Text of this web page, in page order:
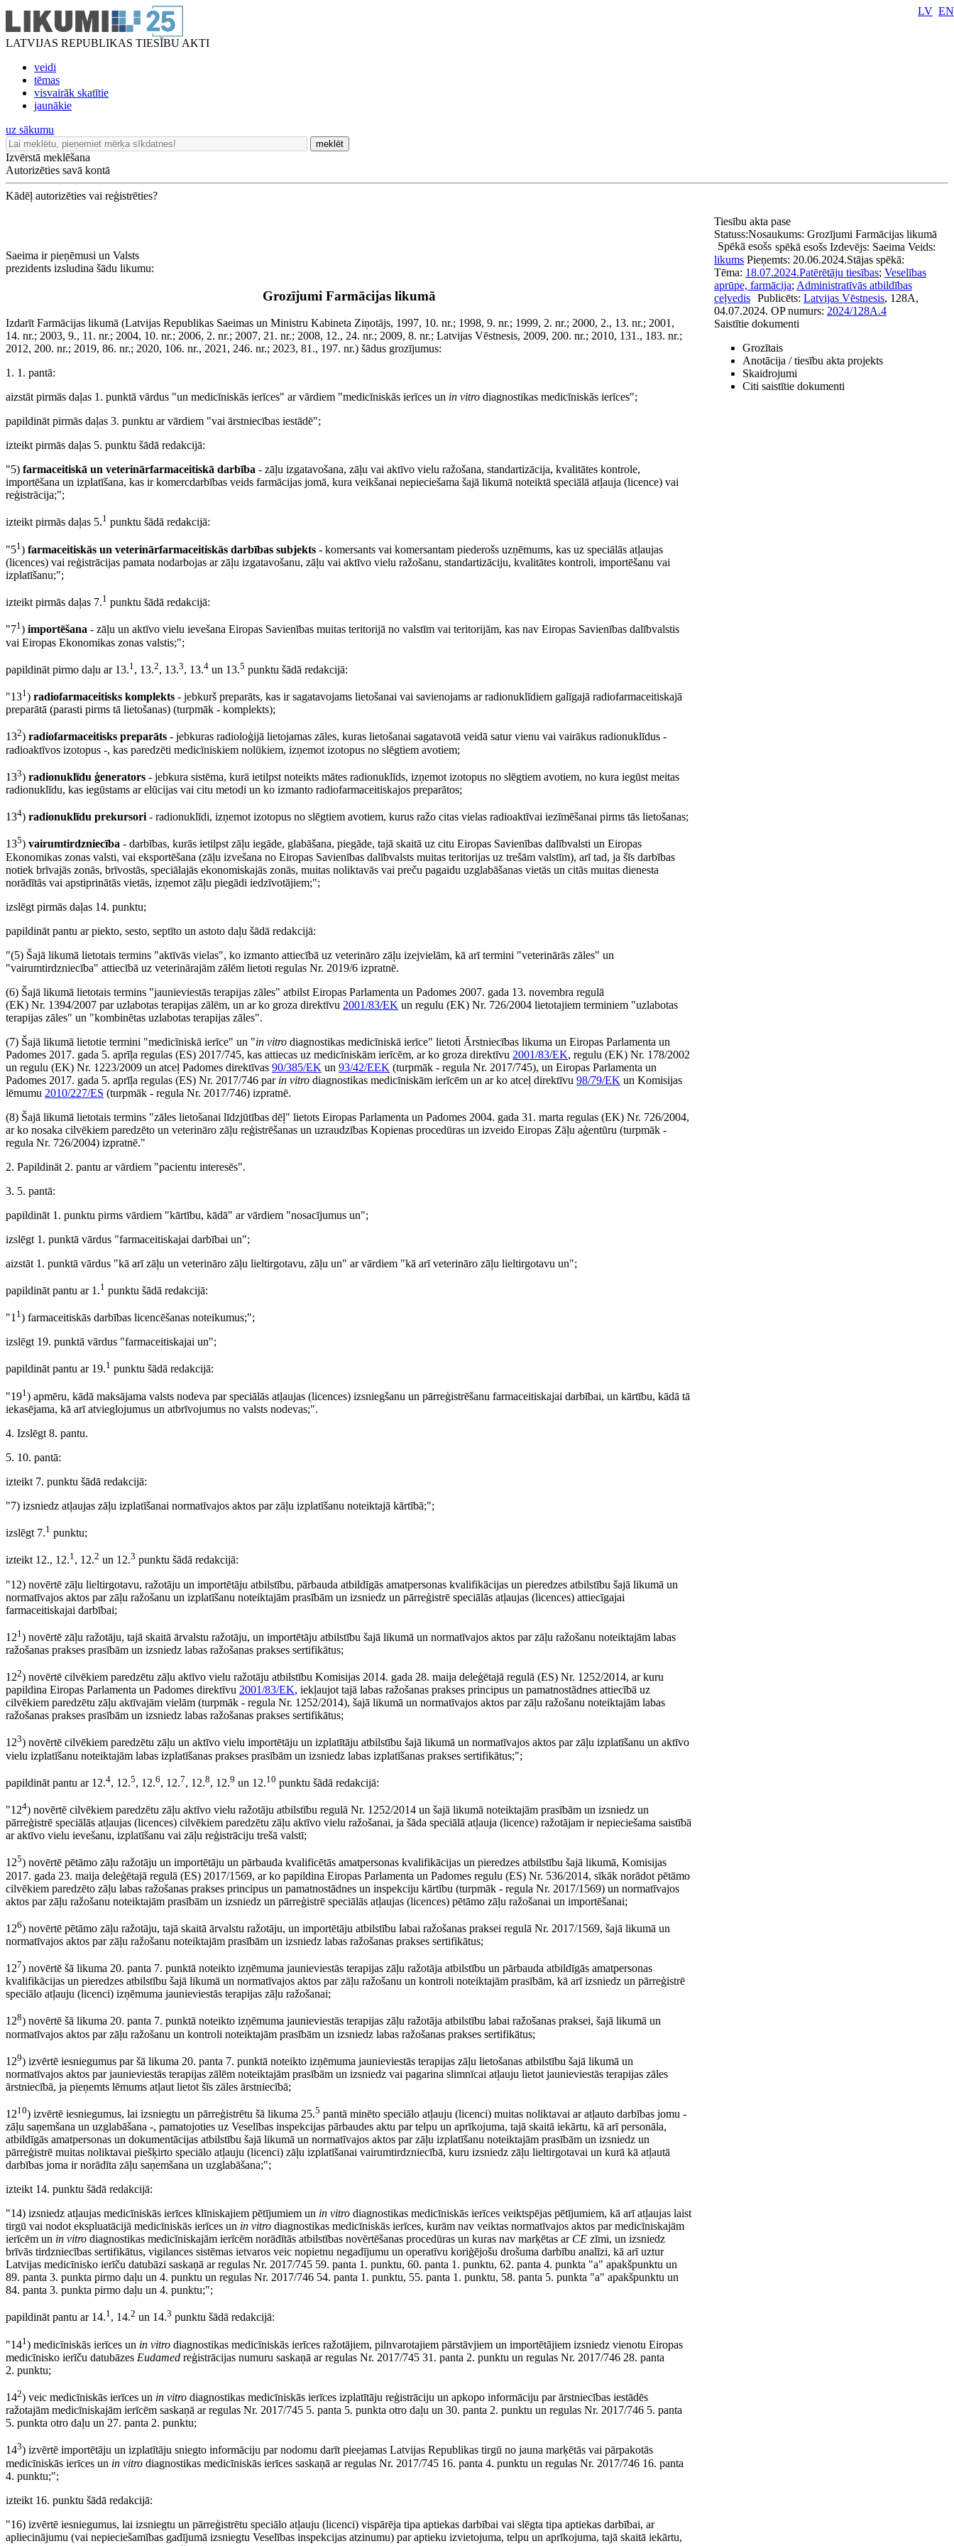
LATVIJAS REPUBLIKAS TIESĪBU AKTI
veidi
tēmas
visvairāk skatītie
jaunākie
LV EN
uz sākumu
meklēt
Izvērstā meklēšana
Autorizēties savā kontā
Kādēļ autorizēties vai reģistrēties?
Saeima ir pieņēmusi un Valsts
prezidents izsludina šādu likumu:
Grozījumi Farmācijas likumā
Izdarīt Farmācijas likumā (Latvijas Republikas Saeimas un Ministru Kabineta Ziņotājs, 1997, 10. nr.; 1998, 9. nr.; 1999, 2. nr.; 2000, 2., 13. nr.; 2001,
14. nr.; 2003, 9., 11. nr.; 2004, 10. nr.; 2006, 2. nr.; 2007, 21. nr.; 2008, 12., 24. nr.; 2009, 8. nr.; Latvijas Vēstnesis, 2009, 200. nr.; 2010, 131., 183. nr.;
2012, 200. nr.; 2019, 86. nr.; 2020, 106. nr., 2021, 246. nr.; 2023, 81., 197. nr.) šādus grozījumus:
1. 1. pantā:
aizstāt pirmās daļas 1. punktā vārdus "un medicīniskās ierīces" ar vārdiem "medicīniskās ierīces un in vitro diagnostikas medicīniskās ierīces";
papildināt pirmās daļas 3. punktu ar vārdiem "vai ārstniecības iestādē";
izteikt pirmās daļas 5. punktu šādā redakcijā:
"5) farmaceitiskā un veterinārfarmaceitiskā darbība - zāļu izgatavošana, zāļu vai aktīvo vielu ražošana, standartizācija, kvalitātes kontrole,
importēšana un izplatīšana, kas ir komercdarbības veids farmācijas jomā, kura veikšanai nepieciešama šajā likumā noteiktā speciālā atļauja (licence) vai
reģistrācija;";
izteikt pirmās daļas 5.1 punktu šādā redakcijā:
"51 ) farmaceitiskās un veterinārfarmaceitiskās darbības subjekts - komersants vai komersantam piederošs uzņēmums, kas uz speciālās atļaujas
(licences) vai reģistrācijas pamata nodarbojas ar zāļu izgatavošanu, zāļu vai aktīvo vielu ražošanu, standartizāciju, kvalitātes kontroli, importēšanu vai
izplatīšanu;";
izteikt pirmās daļas 7.1 punktu šādā redakcijā:
"71) importēšana - zāļu un aktīvo vielu ievešana Eiropas Savienības muitas teritorijā no valstīm vai teritorijām, kas nav Eiropas Savienības dalībvalstis
vai Eiropas Ekonomikas zonas valstis;";
papildināt pirmo daļu ar 13.1 , 13.2, 13.3, 13.4 un 13.5 punktu šādā redakcijā:
"131) radiofarmaceitisks komplekts - jebkurš preparāts, kas ir sagatavojams lietošanai vai savienojams ar radionuklīdiem galīgajā radiofarmaceitiskajā
preparātā (parasti pirms tā lietošanas) (turpmāk - komplekts);
132) radiofarmaceitisks preparāts - jebkuras radioloģijā lietojamas zāles, kuras lietošanai sagatavotā veidā satur vienu vai vairākus radionuklīdus -
radioaktīvos izotopus -, kas paredzēti medicīniskiem nolūkiem, izņemot izotopus no slēgtiem avotiem;
133) radionuklīdu ģenerators - jebkura sistēma, kurā ietilpst noteikts mātes radionuklīds, izņemot izotopus no slēgtiem avotiem, no kura iegūst meitas
radionuklīdu, kas iegūstams ar elūcijas vai citu metodi un ko izmanto radiofarmaceitiskajos preparātos;
134) radionuklīdu prekursori - radionuklīdi, izņemot izotopus no slēgtiem avotiem, kurus ražo citas vielas radioaktīvai iezīmēšanai pirms tās lietošanas;
135) vairumtirdzniecība - darbības, kurās ietilpst zāļu iegāde, glabāšana, piegāde, tajā skaitā uz citu Eiropas Savienības dalībvalsti un Eiropas
Ekonomikas zonas valsti, vai eksportēšana (zāļu izvešana no Eiropas Savienības dalībvalsts muitas teritorijas uz trešām valstīm), arī tad, ja šīs darbības
notiek brīvajās zonās, brīvostās, speciālajās ekonomiskajās zonās, muitas noliktavās vai preču pagaidu uzglabāšanas vietās un citās muitas dienesta
norādītās vai apstiprinātās vietās, izņemot zāļu piegādi iedzīvotājiem;";
izslēgt pirmās daļas 14. punktu;
papildināt pantu ar piekto, sesto, septīto un astoto daļu šādā redakcijā:
"(5) Šajā likumā lietotais termins "aktīvās vielas", ko izmanto attiecībā uz veterināro zāļu izejvielām, kā arī termini "veterinārās zāles" un
"vairumtirdzniecība" attiecībā uz veterinārajām zālēm lietoti regulas Nr. 2019/6 izpratnē.
(6) Šajā likumā lietotais termins "jaunieviestās terapijas zāles" atbilst Eiropas Parlamenta un Padomes 2007. gada 13. novembra regulā
(EK) Nr. 1394/2007 par uzlabotas terapijas zālēm, un ar ko groza direktīvu 2001/83/EK un regulu (EK) Nr. 726/2004 lietotajiem terminiem "uzlabotas
terapijas zāles" un "kombinētas uzlabotas terapijas zāles".
(7) Šajā likumā lietotie termini "medicīniskā ierīce" un "in vitro diagnostikas medicīniskā ierīce" lietoti Ārstniecības likuma un Eiropas Parlamenta un
Padomes 2017. gada 5. aprīļa regulas (ES) 2017/745, kas attiecas uz medicīniskām ierīcēm, ar ko groza direktīvu 2001/83/EK, regulu (EK) Nr. 178/2002
un regulu (EK) Nr. 1223/2009 un atceļ Padomes direktīvas 90/385/EK un 93/42/EEK (turpmāk - regula Nr. 2017/745), un Eiropas Parlamenta un
Padomes 2017. gada 5. aprīļa regulas (ES) Nr. 2017/746 par in vitro diagnostikas medicīniskām ierīcēm un ar ko atceļ direktīvu 98/79/EK un Komisijas
lēmumu 2010/227/ES (turpmāk - regula Nr. 2017/746) izpratnē.
(8) Šajā likumā lietotais termins "zāles lietošanai līdzjūtības dēļ" lietots Eiropas Parlamenta un Padomes 2004. gada 31. marta regulas (EK) Nr. 726/2004,
ar ko nosaka cilvēkiem paredzēto un veterināro zāļu reģistrēšanas un uzraudzības Kopienas procedūras un izveido Eiropas Zāļu aģentūru (turpmāk -
regula Nr. 726/2004) izpratnē."
2. Papildināt 2. pantu ar vārdiem "pacientu interesēs".
3. 5. pantā:
papildināt 1. punktu pirms vārdiem "kārtību, kādā" ar vārdiem "nosacījumus un";
izslēgt 1. punktā vārdus "farmaceitiskajai darbībai un";
aizstāt 1. punktā vārdus "kā arī zāļu un veterināro zāļu lieltirgotavu, zāļu un" ar vārdiem "kā arī veterināro zāļu lieltirgotavu un";
papildināt pantu ar 1.1 punktu šādā redakcijā:
"1 1) farmaceitiskās darbības licencēšanas noteikumus;";
izslēgt 19. punktā vārdus "farmaceitiskajai un";
papildināt pantu ar 19.1 punktu šādā redakcijā:
"191 ) apmēru, kādā maksājama valsts nodeva par speciālās atļaujas (licences) izsniegšanu un pārreģistrēšanu farmaceitiskajai darbībai, un kārtību, kādā tā
iekasējama, kā arī atvieglojumus un atbrīvojumus no valsts nodevas;".
4. Izslēgt 8. pantu.
5. 10. pantā:
izteikt 7. punktu šādā redakcijā:
"7) izsniedz atļaujas zāļu izplatīšanai normatīvajos aktos par zāļu izplatīšanu noteiktajā kārtībā;";
izslēgt 7.1 punktu;
izteikt 12., 12.1, 12.2 un 12.3 punktu šādā redakcijā:
"12) novērtē zāļu lieltirgotavu, ražotāju un importētāju atbilstību, pārbauda atbildīgās amatpersonas kvalifikācijas un pieredzes atbilstību šajā likumā un
normatīvajos aktos par zāļu ražošanu un izplatīšanu noteiktajām prasībām un izsniedz un pārreģistrē speciālās atļaujas (licences) attiecīgajai
farmaceitiskajai darbībai;
121 ) novērtē zāļu ražotāju, tajā skaitā ārvalstu ražotāju, un importētāju atbilstību šajā likumā un normatīvajos aktos par zāļu ražošanu noteiktajām labas
ražošanas prakses prasībām un izsniedz labas ražošanas prakses sertifikātus;
122) novērtē cilvēkiem paredzētu zāļu aktīvo vielu ražotāju atbilstību Komisijas 2014. gada 28. maija deleģētajā regulā (ES) Nr. 1252/2014, ar kuru
papildina Eiropas Parlamenta un Padomes direktīvu 2001/83/EK, iekļaujot tajā labas ražošanas prakses principus un pamatnostādnes attiecībā uz
cilvēkiem paredzētu zāļu aktīvajām vielām (turpmāk - regula Nr. 1252/2014), šajā likumā un normatīvajos aktos par zāļu ražošanu noteiktajām labas
ražošanas prakses prasībām un izsniedz labas ražošanas prakses sertifikātus;
123) novērtē cilvēkiem paredzētu zāļu un aktīvo vielu importētāju un izplatītāju atbilstību šajā likumā un normatīvajos aktos par zāļu izplatīšanu un aktīvo
vielu izplatīšanu noteiktajām labas izplatīšanas prakses prasībām un izsniedz labas izplatīšanas prakses sertifikātus;";
papildināt pantu ar 12.4, 12.5, 12.6, 12.7, 12.8, 12.9 un 12.10 punktu šādā redakcijā:
"124) novērtē cilvēkiem paredzētu zāļu aktīvo vielu ražotāju atbilstību regulā Nr. 1252/2014 un šajā likumā noteiktajām prasībām un izsniedz un
pārreģistrē speciālās atļaujas (licences) cilvēkiem paredzētu zāļu aktīvo vielu ražošanai, ja šāda speciālā atļauja (licence) ražotājam ir nepieciešama saistībā
ar aktīvo vielu ievešanu, izplatīšanu vai zāļu reģistrāciju trešā valstī;
125) novērtē pētāmo zāļu ražotāju un importētāju un pārbauda kvalificētās amatpersonas kvalifikācijas un pieredzes atbilstību šajā likumā, Komisijas
2017. gada 23. maija deleģētajā regulā (ES) 2017/1569, ar ko papildina Eiropas Parlamenta un Padomes regulu (ES) Nr. 536/2014, sīkāk norādot pētāmo
cilvēkiem paredzēto zāļu labas ražošanas prakses principus un pamatnostādnes un inspekciju kārtību (turpmāk - regula Nr. 2017/1569) un normatīvajos
aktos par zāļu ražošanu noteiktajām prasībām un izsniedz un pārreģistrē speciālās atļaujas (licences) pētāmo zāļu ražošanai un importēšanai;
126) novērtē pētāmo zāļu ražotāju, tajā skaitā ārvalstu ražotāju, un importētāju atbilstību labai ražošanas praksei regulā Nr. 2017/1569, šajā likumā un
normatīvajos aktos par zāļu ražošanu noteiktajām prasībām un izsniedz labas ražošanas prakses sertifikātus;
127) novērtē šā likuma 20. panta 7. punktā noteikto izņēmuma jaunieviestās terapijas zāļu ražotāja atbilstību un pārbauda atbildīgās amatpersonas
kvalifikācijas un pieredzes atbilstību šajā likumā un normatīvajos aktos par zāļu ražošanu un kontroli noteiktajām prasībām, kā arī izsniedz un pārreģistrē
speciālo atļauju (licenci) izņēmuma jaunieviestās terapijas zāļu ražošanai;
128) novērtē šā likuma 20. panta 7. punktā noteikto izņēmuma jaunieviestās terapijas zāļu ražotāja atbilstību labai ražošanas praksei, šajā likumā un
normatīvajos aktos par zāļu ražošanu un kontroli noteiktajām prasībām un izsniedz labas ražošanas prakses sertifikātus;
129) izvērtē iesniegumus par šā likuma 20. panta 7. punktā noteikto izņēmuma jaunieviestās terapijas zāļu lietošanas atbilstību šajā likumā un
normatīvajos aktos par jaunieviestās terapijas zālēm noteiktajām prasībām un izsniedz vai pagarina slimnīcai atļauju lietot jaunieviestās terapijas zāles
ārstniecībā, ja pieņemts lēmums atļaut lietot šīs zāles ārstniecībā;
1210) izvērtē iesniegumus, lai izsniegtu un pārreģistrētu šā likuma 25.5 pantā minēto speciālo atļauju (licenci) muitas noliktavai ar atļauto darbības jomu -
zāļu saņemšana un uzglabāšana -, pamatojoties uz Veselības inspekcijas pārbaudes aktu par telpu un aprīkojuma, tajā skaitā iekārtu, kā arī personāla,
atbildīgās amatpersonas un dokumentācijas atbilstību šajā likumā un normatīvajos aktos par zāļu izplatīšanu noteiktajām prasībām un izsniedz un
pārreģistrē muitas noliktavai piešķirto speciālo atļauju (licenci) zāļu izplatīšanai vairumtirdzniecībā, kuru izsniedz zāļu lieltirgotavai un kurā kā atļautā
darbības joma ir norādīta zāļu saņemšana un uzglabāšana;";
izteikt 14. punktu šādā redakcijā:
"14) izsniedz atļaujas medicīniskās ierīces klīniskajiem pētījumiem un in vitro diagnostikas medicīniskās ierīces veiktspējas pētījumiem, kā arī atļaujas laist
tirgū vai nodot ekspluatācijā medicīniskās ierīces un in vitro diagnostikas medicīniskās ierīces, kurām nav veiktas normatīvajos aktos par medicīniskajām
ierīcēm un in vitro diagnostikas medicīniskajām ierīcēm norādītās atbilstības novērtēšanas procedūras un kuras nav marķētas ar CE zīmi, un izsniedz
brīvās tirdzniecības sertifikātus, vigilances sistēmas ietvaros veic nopietnu negadījumu un operatīvu koriģējošu drošuma darbību analīzi, kā arī uztur
Latvijas medicīnisko ierīču datubāzi saskaņā ar regulas Nr. 2017/745 59. panta 1. punktu, 60. panta 1. punktu, 62. panta 4. punkta "a" apakšpunktu un
89. panta 3. punkta pirmo daļu un 4. punktu un regulas Nr. 2017/746 54. panta 1. punktu, 55. panta 1. punktu, 58. panta 5. punkta "a" apakšpunktu un
84. panta 3. punkta pirmo daļu un 4. punktu;";
papildināt pantu ar 14.1, 14.2 un 14.3 punktu šādā redakcijā:
"141 ) medicīniskās ierīces un in vitro diagnostikas medicīniskās ierīces ražotājiem, pilnvarotajiem pārstāvjiem un importētājiem izsniedz vienotu Eiropas
medicīnisko ierīču datubāzes Eudamed reģistrācijas numuru saskaņā ar regulas Nr. 2017/745 31. panta 2. punktu un regulas Nr. 2017/746 28. panta
2. punktu;
142) veic medicīniskās ierīces un in vitro diagnostikas medicīniskās ierīces izplatītāju reģistrāciju un apkopo informāciju par ārstniecības iestādēs
ražotajām medicīniskajām ierīcēm saskaņā ar regulas Nr. 2017/745 5. panta 5. punkta otro daļu un 30. panta 2. punktu un regulas Nr. 2017/746 5. panta
5. punkta otro daļu un 27. panta 2. punktu;
143) izvērtē importētāju un izplatītāju sniegto informāciju par nodomu darīt pieejamas Latvijas Republikas tirgū no jauna marķētās vai pārpakotās
medicīniskās ierīces un in vitro diagnostikas medicīniskās ierīces saskaņā ar regulas Nr. 2017/745 16. panta 4. punktu un regulas Nr. 2017/746 16. panta
4. punktu;";
izteikt 16. punktu šādā redakcijā:
"16) izvērtē iesniegumus, lai izsniegtu un pārreģistrētu speciālo atļauju (licenci) vispārēja tipa aptiekas darbībai vai slēgta tipa aptiekas darbībai, ar
apliecinājumu (vai nepieciešamības gadījumā izsniegtu Veselības inspekcijas atzinumu) par aptieku izvietojuma, telpu un aprīkojuma, tajā skaitā iekārtu,
Tiesību akta pase
Nosaukums: Grozījumi Farmācijas likumā
Statuss:
Spēkā esošs spēkā esošs Izdevējs: Saeima Veids:
likums Pieņemts: 20.06.2024.Stājas spēkā:
18.07.2024.
Tēma: Patērētāju tiesības; Veselības
aprūpe, farmācija; Administratīvās atbildības
ceļvedis Publicēts: Latvijas Vēstnesis, 128A,
04.07.2024. OP numurs: 2024/128A.4
Saistītie dokumenti
Grozītais
Anotācija / tiesību akta projekts
Skaidrojumi
Citi saistītie dokumenti